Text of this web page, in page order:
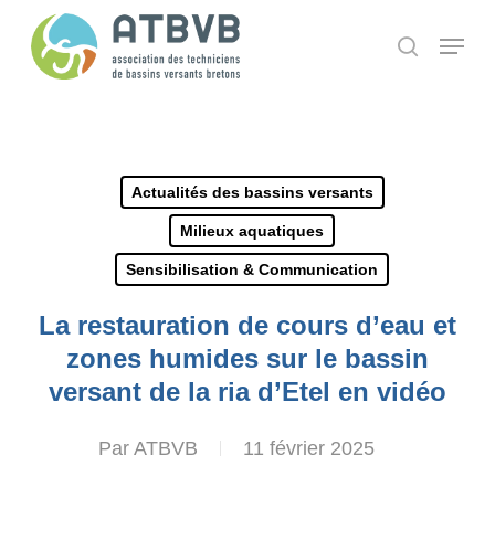
search
Menu
Actualités des bassins versants
Milieux aquatiques
Sensibilisation & Communication
La restauration de cours d’eau et
zones humides sur le bassin
versant de la ria d’Etel en vidéo
Par ATBVB 11 février 2025
Panneau de gestion des cookies